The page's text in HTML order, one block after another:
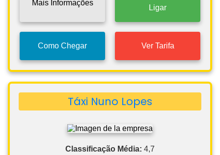
Mais Informações
Ligar
Como Chegar Ver Tarifa
Táxi Nuno Lopes
Classificação Média: 4,7